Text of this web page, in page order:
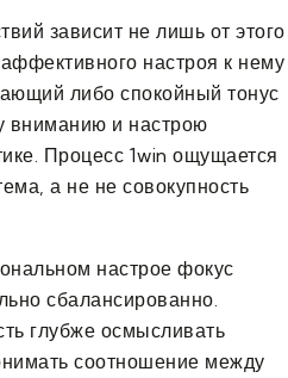
зависит не лишь от этого
настроя к нему
либо спокойный тонус
вниманию и настрою
Процесс 1win ощущается
а не не совокупность
настрое фокус
сбалансированно.
глубже осмысливать
соотношение между